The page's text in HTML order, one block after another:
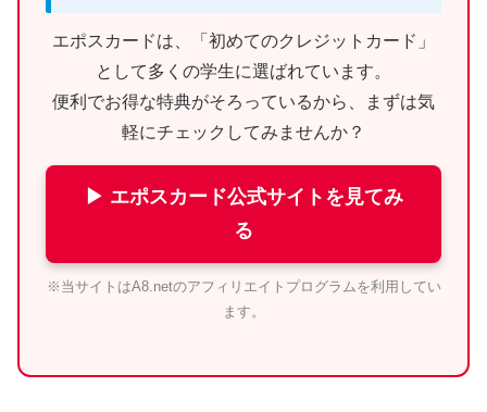
エポスカードは、「初めてのクレジットカード」
として多くの学生に選ばれています。
便利でお得な特典がそろっているから、まずは気
軽にチェックしてみませんか？
▶ エポスカード公式サイトを見てみ
る
※当サイトはA8.netのアフィリエイトプログラムを利用してい
ます。